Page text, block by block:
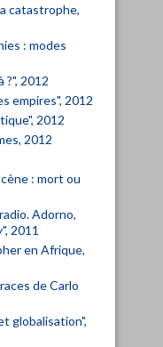
catastrophe,
: modes
?", 2012
empires", 2012
2012
2012
: mort ou
Adorno,
2011
en Afrique,
de Carlo
globalisation",